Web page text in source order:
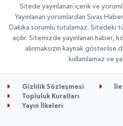
Sitede yayınlanan içerik ve
Yayınlanan yorumlardan Sivas
Dakika sorumlu tutulamaz. Sitedeki
açılır. Sitemizde yayınlanan haber,
alınmaksızın kaynak
kullanılamaz ve
Gizlilik Sözleşmesi
Topluluk Kuralları
Yayın İlkeleri